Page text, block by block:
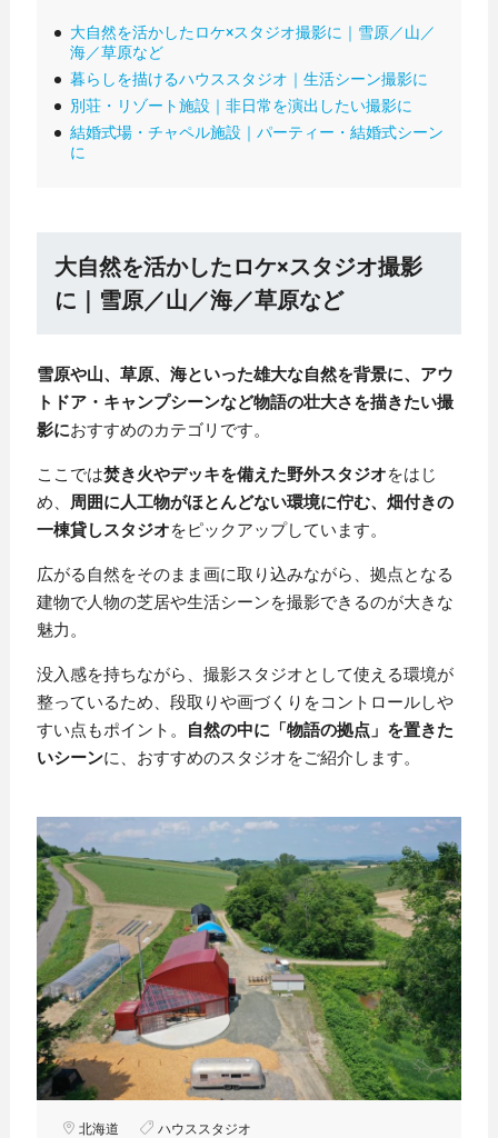
大自然を活かしたロケ×スタジオ撮影に｜雪原／山／
海／草原など
暮らしを描けるハウススタジオ｜生活シーン撮影に
別荘・リゾート施設｜非日常を演出したい撮影に
結婚式場・チャペル施設｜パーティー・結婚式シーン
に
大自然を活かしたロケ×スタジオ撮影
に｜雪原／山／海／草原など
雪原や山、草原、海といった雄大な自然を背景に、アウ
トドア・キャンプシーンなど物語の壮大さを描きたい撮
影におすすめのカテゴリです。
ここでは焚き火やデッキを備えた野外スタジオをはじ
め、 周囲に人工物がほとんどない環境に佇む、畑付きの
一棟貸しスタジオをピックアップしています。
広がる自然をそのまま画に取り込みながら、拠点となる
建物で人物の芝居や生活シーンを撮影できるのが大きな
魅力。
没入感を持ちながら、撮影スタジオとして使える環境が
整っているため、段取りや画づくりをコントロールしや
すい点もポイント。
自然の中に「物語の拠点」を置きた
いシーンに、おすすめのスタジオをご紹介します。
北海道 ハウススタジオ